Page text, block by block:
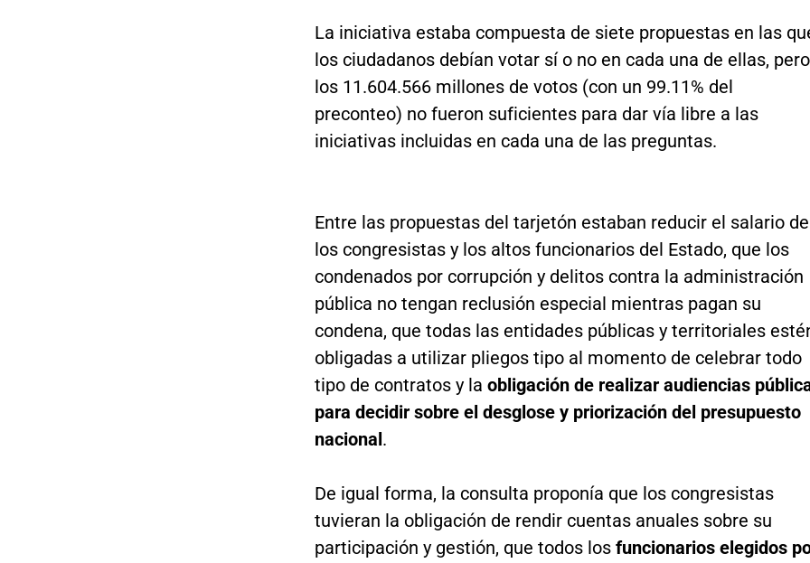
La iniciativa estaba compuesta de siete propuestas en las
los ciudadanos debían votar sí o no en cada una de ellas, pero
los 11.604.566 millones de votos (con un 99.11% del
preconteo) no fueron suficientes para dar vía libre a las
iniciativas incluidas en cada una de las preguntas.
Entre las propuestas del tarjetón estaban reducir el salario de
los congresistas y los altos funcionarios del Estado, que los
condenados por corrupción y delitos contra la administración
pública no tengan reclusión especial mientras pagan su
condena, que todas las entidades públicas y territoriales
obligadas a utilizar pliegos tipo al momento de celebrar todo
tipo de contratos y la obligación de realizar audiencias
para decidir sobre el desglose y priorización del presupuesto
nacional.
De igual forma, la consulta proponía que los congresistas
tuvieran la obligación de rendir cuentas anuales sobre su
participación y gestión, que todos los funcionarios elegidos